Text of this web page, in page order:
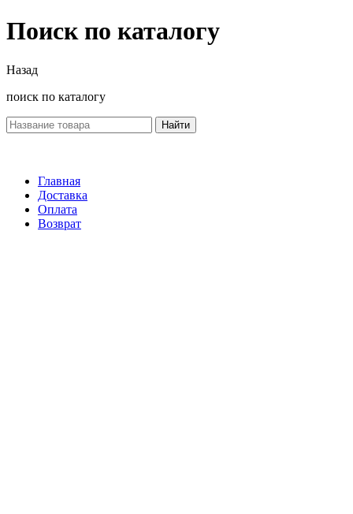
Поиск по каталогу
Назад
поиск по каталогу
Найти
Главная
Доставка
Оплата
Возврат